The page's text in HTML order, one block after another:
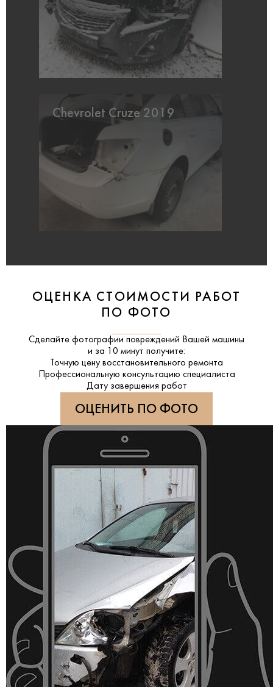
Chevrolet Cruze 2019
ОЦЕНКА СТОИМОСТИ РАБОТ
ПО ФОТО
Сделайте фотографии повреждений Вашей машины
и за 10 минут получите:
Точную цену восстановительного ремонта
Профессиональную консультацию специалиста
Дату завершения работ
ОЦЕНИТЬ ПО ФОТО